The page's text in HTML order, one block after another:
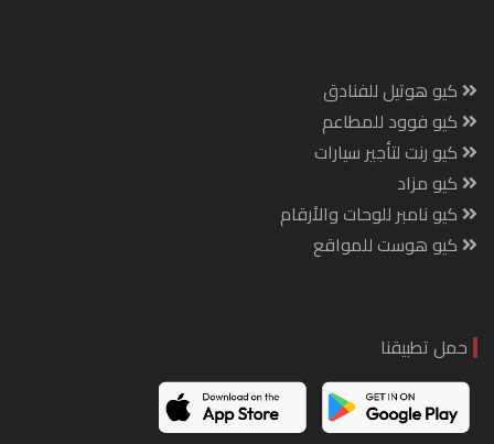
كيو هوتيل للفنادق
كيو فوود للمطاعم
كيو رنت لتأجير سيارات
كيو مزاد
كيو نامبر للوحات والأرقام
كيو هوست للمواقع
حمل تطبيقنا